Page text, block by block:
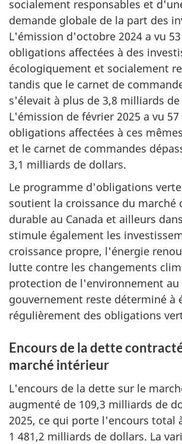
socialement responsables et
demande globale de la part des
L'émission d'octobre 2024 a vu 53
obligations affectées à des
écologiquement et socialement
tandis que le carnet de
s'élevait à plus de 3,8 milliards
L'émission de février 2025 a vu 57
obligations affectées à ces
et le carnet de commandes
3,1 milliards de dollars.
Le programme d'obligations
soutient la croissance du marché
durable au Canada et ailleurs
stimule également les
croissance propre, l'énergie
lutte contre les changements
protection de l'environnement au
gouvernement reste déterminé à
régulièrement des obligations
Encours de la dette
marché intérieur
L'encours de la dette sur le
augmenté de 109,3 milliards de
2025, ce qui porte l'encours total
1 481,2 milliards de dollars. La